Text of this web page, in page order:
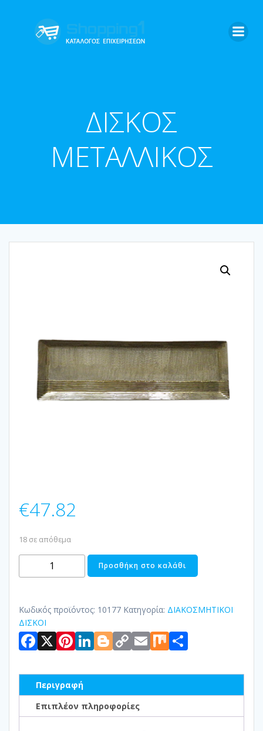
ΔΙΣΚΟΣ
ΜΕΤΑΛΛΙΚΟΣ
€47.82
18 σε απόθεμα
ΔΙΣΚΟΣ
ΜΕΤΑΛΛΙΚΟΣ
Προσθήκη στο καλάθι
Κωδικός προϊόντος: 10177 Κατηγορία: ΔΙΑΚΟΣΜΗΤΙΚΟΙ
ΔΙΣΚΟΙ
Facebook
X Pinterest
LinkedIn
Blogger
Copy
Link
Email
Mix
Περιγραφή
Επιπλέον πληροφορίες